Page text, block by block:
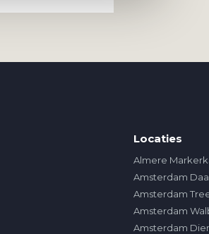
Locaties
Almere
Amsterdam
Amsterdam
Amsterdam
Amsterdam